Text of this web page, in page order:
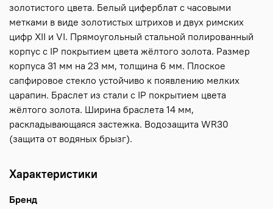
золотистого цвета. Белый циферблат с часовыми
метками в виде золотистых штрихов и двух римских
цифр XII и VI. Прямоугольный стальной полированный
корпус с IP покрытием цвета жёлтого золота. Размер
корпуса 31 мм на 23 мм, толщина 6 мм. Плоское
сапфировое стекло устойчиво к появлению мелких
царапин. Браслет из стали с IP покрытием цвета
жёлтого золота. Ширина браслета 14 мм,
раскладывающаяся застежка. Водозащита WR30
(защита от водяных брызг).
Характеристики
Бренд